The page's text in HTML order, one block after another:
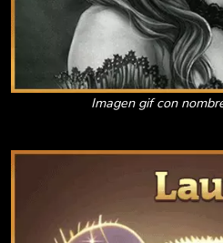
Imagen gif con